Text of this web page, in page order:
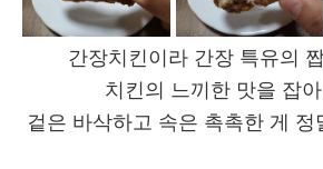
간장치킨이라 간장 특유의
치킨의 느끼한 맛을 잡
겉은 바삭하고 속은 촉촉한 게 정